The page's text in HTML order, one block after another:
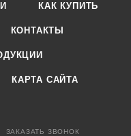
КАК КУПИТЬ
КОНТАКТЫ
КАРТА САЙТА
ЗАКАЗАТЬ ЗВОНОК